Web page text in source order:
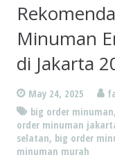
Minuman
di Jakarta
May 24, 2025
big order minuman,
order minuman
selatan, big order
minuman murah